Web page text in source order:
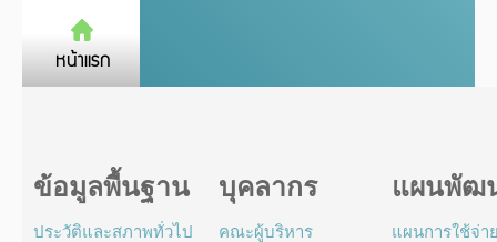
ข้อมูลพื้นฐาน
ประวัติและสภาพทั่วไป
บุคลากร
คณะผู้บริหาร
แผนพัฒ
แผนการใช้จ่า